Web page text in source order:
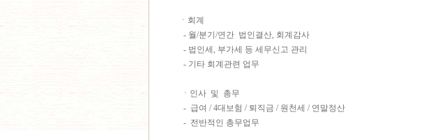
ㆍ회계
- 월/분기/연간 법인결산, 회계감사
- 법인세, 부가세 등 세무신고 관리
- 기타 회계관련 업무
ㆍ인사 및 총무
- 급여 / 4대보험 / 퇴직금 / 원천세 / 연말정산
- 전반적인 총무업무